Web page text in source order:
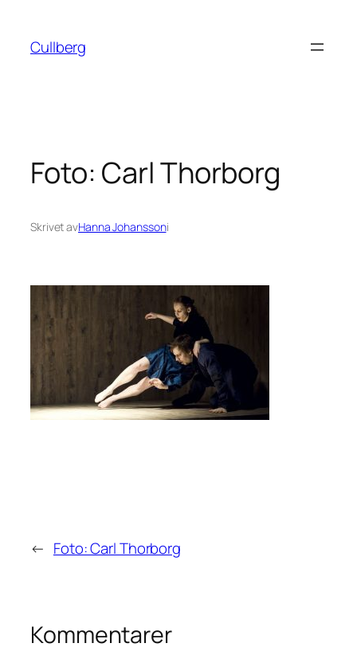
innehåll
Cullberg
Foto: Carl Thorborg
Skrivet avHanna Johanssoni
← Foto: Carl Thorborg
Kommentarer